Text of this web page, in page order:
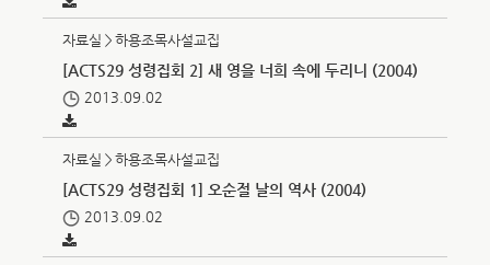
자료실＞하용조목사설교집
[ACTS29 성령집회 2] 새 영을 너희 속에 두리니 (2004)
2013.09.02
자료실＞하용조목사설교집
[ACTS29 성령집회 1] 오순절 날의 역사 (2004)
2013.09.02